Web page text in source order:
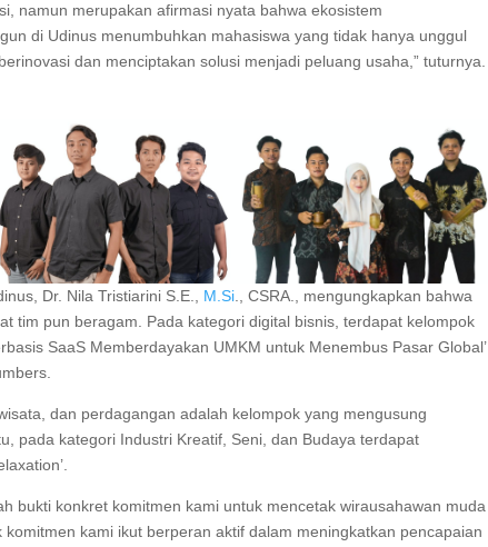
namun merupakan afirmasi nyata bahwa ekosistem
di Udinus menumbuhkan mahasiswa yang tidak hanya unggul
dan menciptakan solusi menjadi peluang usaha,” tuturnya.
Dr. Nila Tristiarini S.E., M.Si., CSRA., mengungkapkan bahwa
tim pun beragam. Pada kategori digital bisnis, terdapat kelompok
SaaS Memberdayakan UMKM untuk Menembus Pasar Global’
dan perdagangan adalah kelompok yang mengusung
pada kategori Industri Kreatif, Seni, dan Budaya terdapat
bukti konkret komitmen kami untuk mencetak wirausahawan muda
kami ikut berperan aktif dalam meningkatkan pencapaian